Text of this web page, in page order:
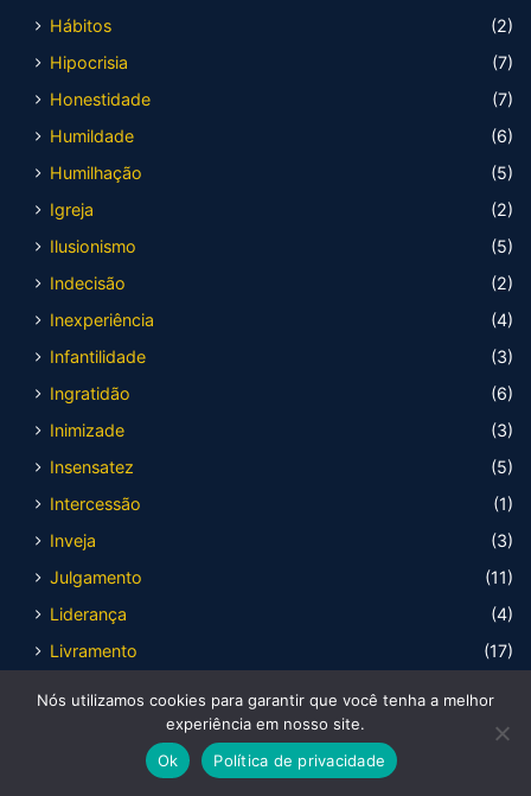
Hábitos
(2)
Hipocrisia
(7)
Honestidade
(7)
Humildade
(6)
Humilhação
(5)
Igreja
(2)
Ilusionismo
(5)
Indecisão
(2)
Inexperiência
(4)
Infantilidade
(3)
Ingratidão
(6)
Inimizade
(3)
Insensatez
(5)
Intercessão
(1)
Inveja
(3)
Julgamento
(11)
Liderança
(4)
Livramento
(17)
(14)
Nós utilizamos cookies para garantir que você tenha a melhor
experiência em nosso site.
Ok
Política de privacidade